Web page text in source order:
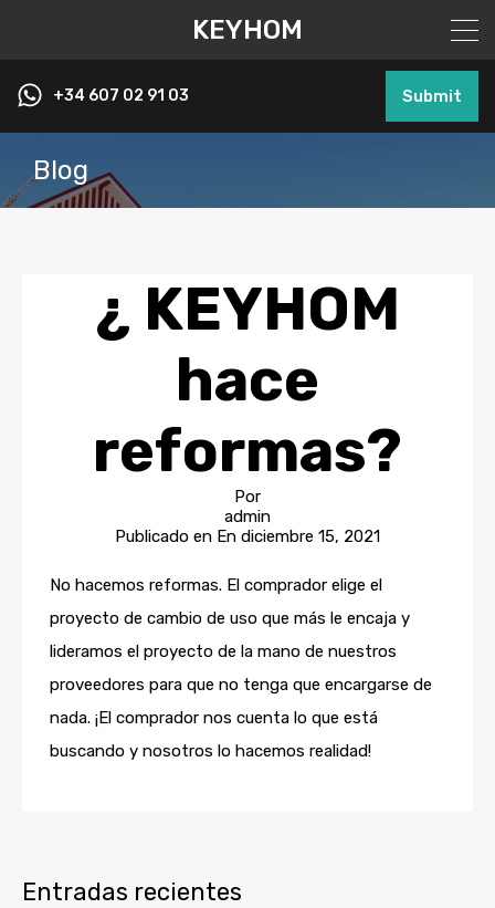
KEYHOM
+34 607 02 91 03 Submit
Blog
¿ KEYHOM
hace
reformas?
Por
admin
Publicado en En diciembre 15, 2021
No hacemos reformas. El comprador elige el
proyecto de cambio de uso que más le encaja y
lideramos el proyecto de la mano de nuestros
proveedores para que no tenga que encargarse de
nada. ¡El comprador nos cuenta lo que está
buscando y nosotros lo hacemos realidad!
Entradas recientes